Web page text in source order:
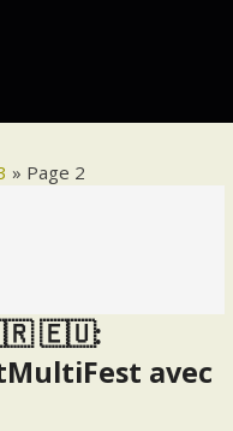
» Page 2
🇪🇺:
avec